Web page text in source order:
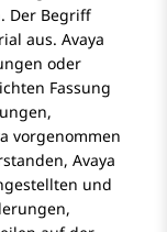
Der Begriff
aus. Avaya
oder
Fassung
vorgenommen
Avaya
und